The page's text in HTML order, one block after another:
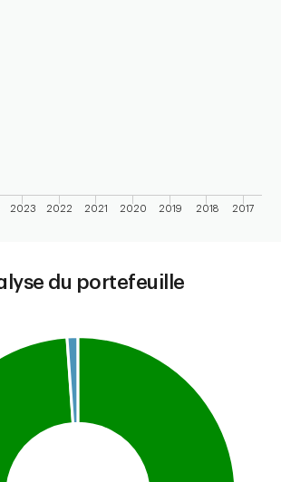
axis displaying categories.
2023 2022 2021 2020 2019 2018 2017
du portefeuille
slices.
analysis pie chart